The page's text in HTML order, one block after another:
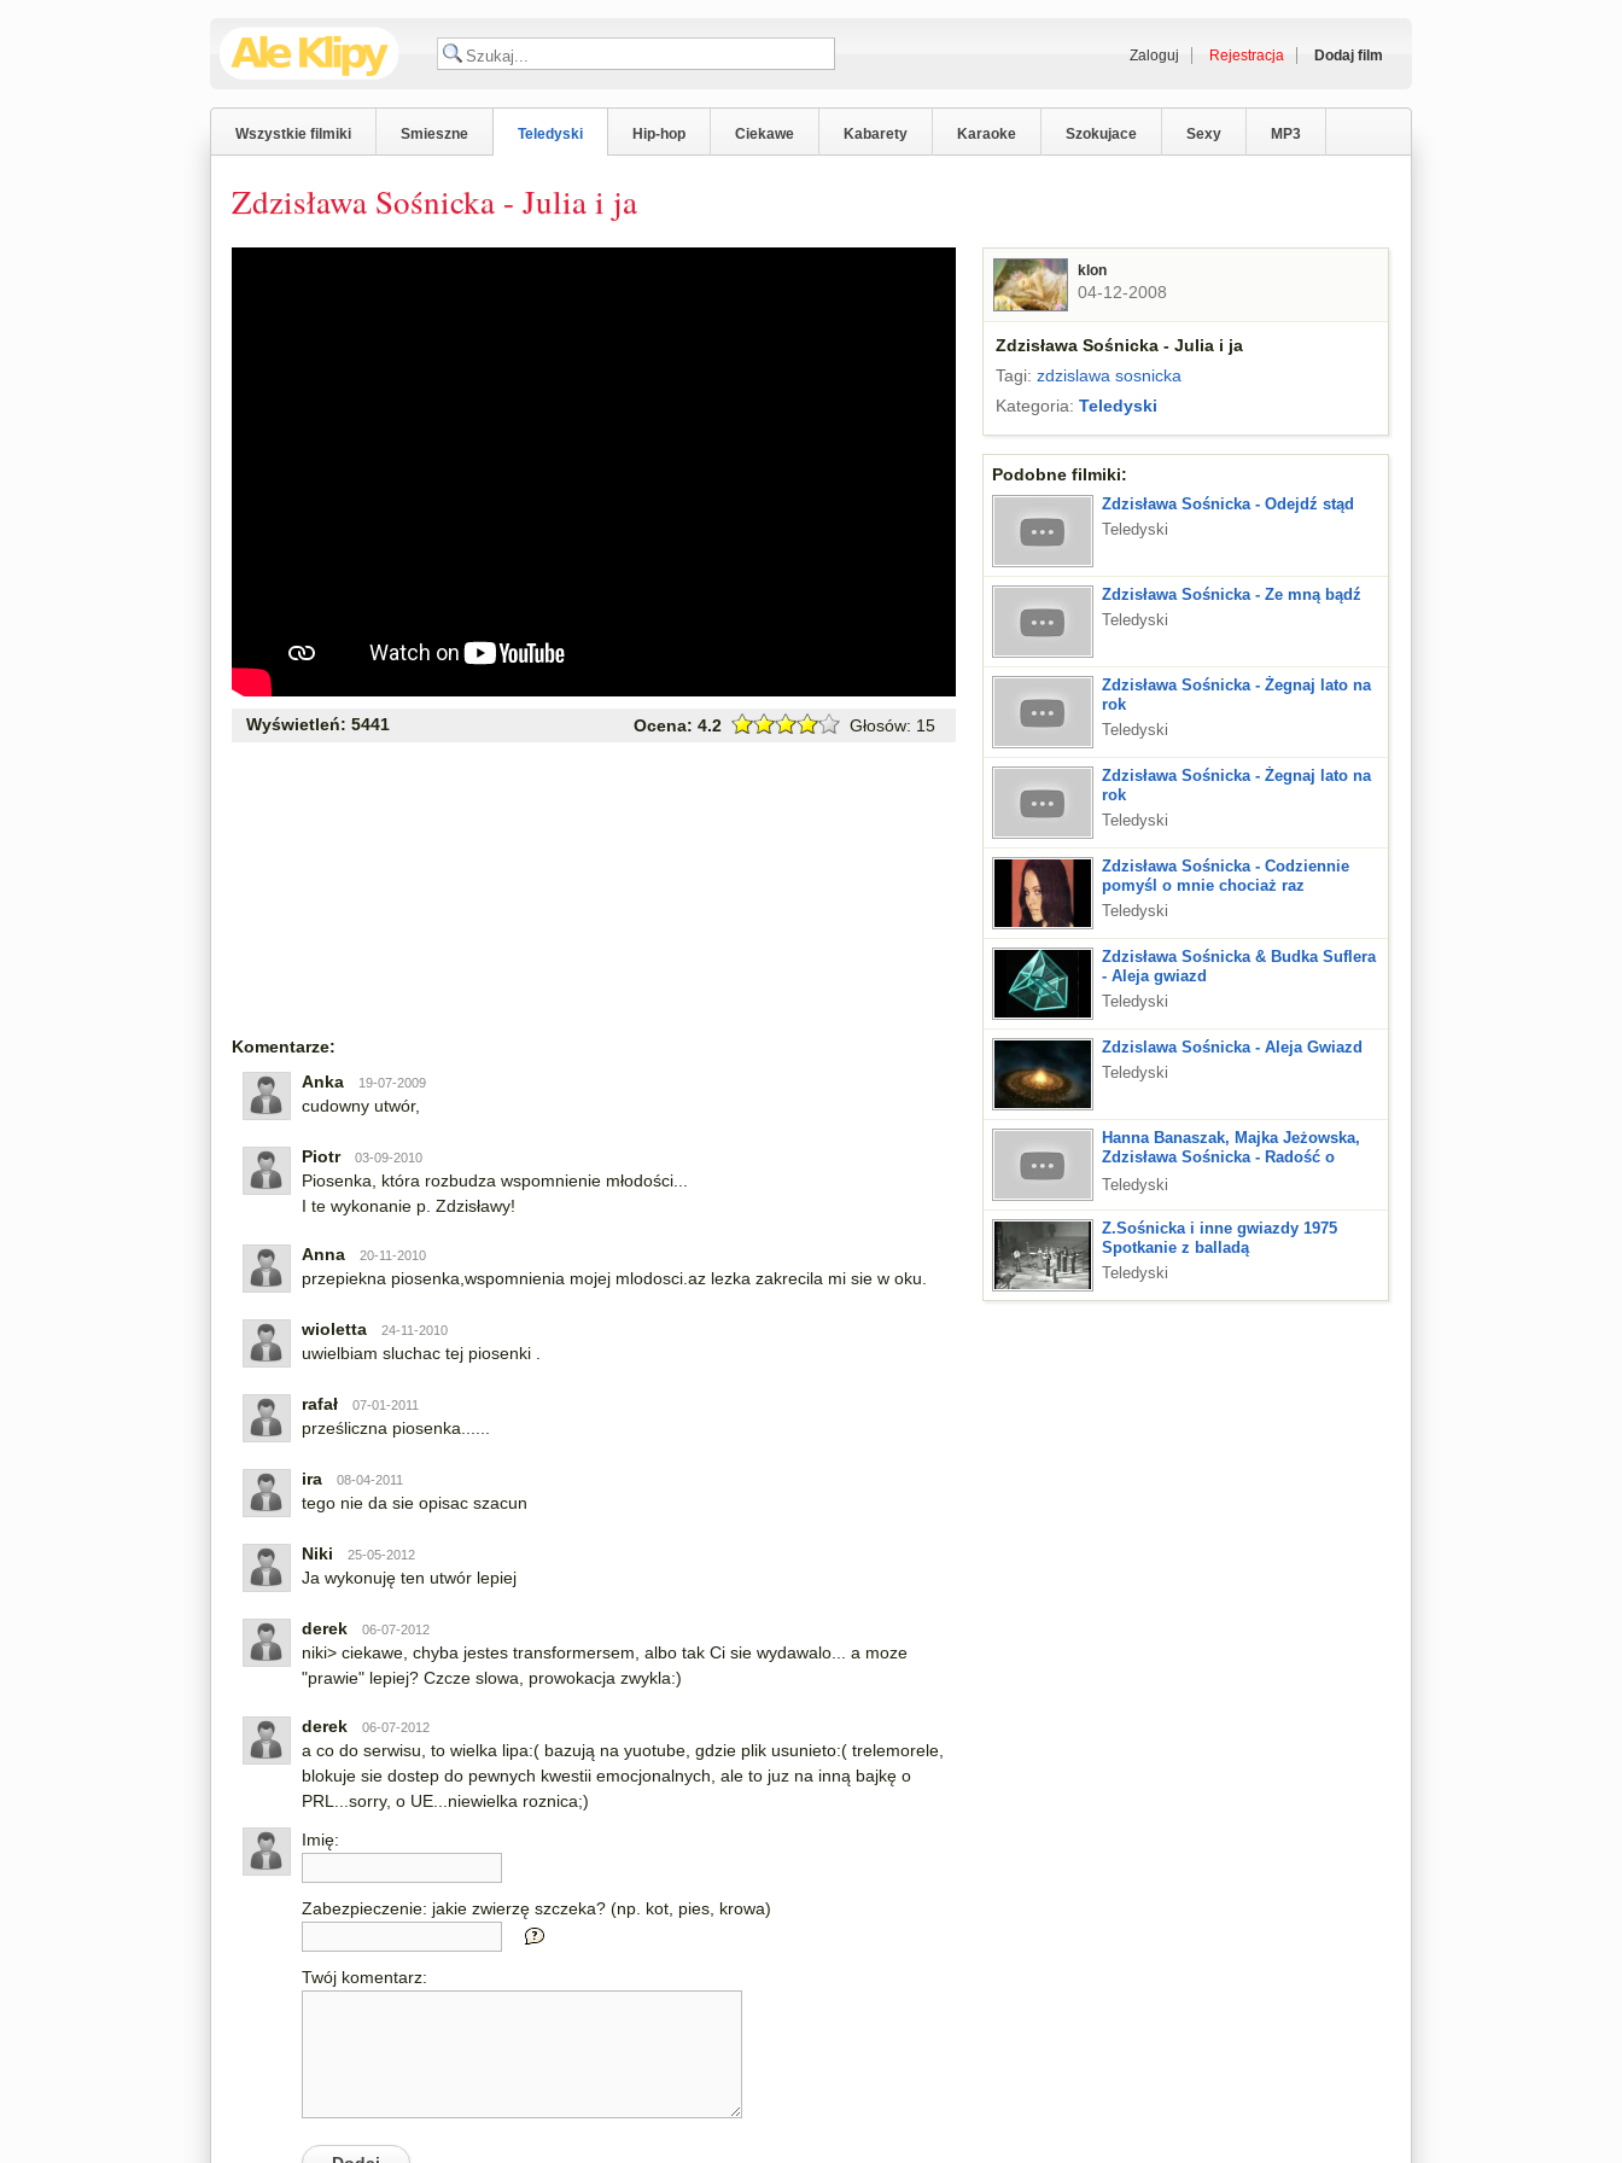
Zaloguj Rejestracja Dodaj film
Wszystkie filmiki Smieszne Teledyski Hip-hop Ciekawe Kabarety Karaoke Szokujace Sexy MP3
Zdzisława Sośnicka - Julia i ja
Wyświetleń: 5441 Ocena: 4.2 Głosów: 15
Komentarze:
Anka
19-07-2009
cudowny utwór,
Piotr 03-09-2010
Piosenka, która rozbudza wspomnienie młodości...
I te wykonanie p. Zdzisławy!
Anna 20-11-2010
przepiekna piosenka,wspomnienia mojej mlodosci.az lezka zakrecila mi sie w oku.
wioletta 24-11-2010
uwielbiam sluchac tej piosenki .
rafał 07-01-2011
prześliczna piosenka......
ira 08-04-2011
tego nie da sie opisac szacun
Niki 25-05-2012
Ja wykonuję ten utwór lepiej
derek 06-07-2012
niki> ciekawe, chyba jestes transformersem, albo tak Ci sie wydawalo... a moze
"prawie" lepiej? Czcze slowa, prowokacja zwykla:)
derek 06-07-2012
a co do serwisu, to wielka lipa:( bazują na yuotube, gdzie plik usunieto:( trelemorele,
blokuje sie dostep do pewnych kwestii emocjonalnych, ale to juz na inną bajkę o
PRL...sorry, o UE...niewielka roznica;)
Imię:
Zabezpieczenie: jakie zwierzę szczeka? (np. kot, pies, krowa)
Twój komentarz:
klon
04-12-2008
Zdzisława Sośnicka - Julia i ja
Tagi: zdzislawa sosnicka
Kategoria: Teledyski
Podobne filmiki:
Zdzisława Sośnicka - Odejdź stąd
Teledyski
Zdzisława Sośnicka - Ze mną bądź
Teledyski
Zdzisława Sośnicka - Żegnaj lato na
rok
Teledyski
Zdzisława Sośnicka - Żegnaj lato na
rok
Teledyski
Zdzisława Sośnicka - Codziennie
pomyśl o mnie chociaż raz
Teledyski
Zdzisława Sośnicka & Budka Suflera
- Aleja gwiazd
Teledyski
Zdzislawa Sośnicka - Aleja Gwiazd
Teledyski
Hanna Banaszak, Majka Jeżowska,
Zdzisława Sośnicka - Radość o
poranku
Teledyski
Z.Sośnicka i inne gwiazdy 1975
Spotkanie z balladą
Teledyski